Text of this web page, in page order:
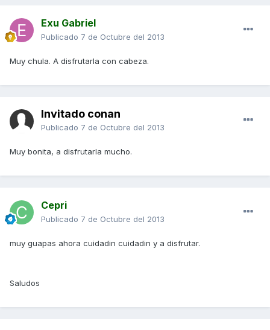
Exu Gabriel
Publicado 7 de Octubre del 2013
Muy chula. A disfrutarla con cabeza.
Invitado conan
Publicado 7 de Octubre del 2013
Muy bonita, a disfrutarla mucho.
Cepri
Publicado 7 de Octubre del 2013
muy guapas ahora cuidadin cuidadin y a disfrutar.
Saludos